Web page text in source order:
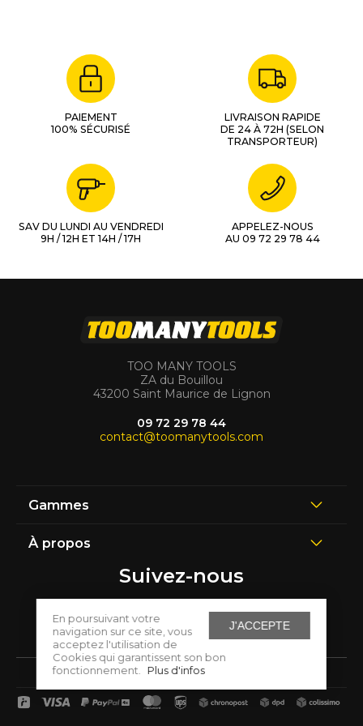
J'ACCEPTE
En poursuivant votre
navigation sur ce site, vous
acceptez l'utilisation de
Cookies qui garantissent son bon
fonctionnement.
Plus d'infos
PAIEMENT
100% SÉCURISÉ
LIVRAISON RAPIDE
DE 24 À 72H (SELON
TRANSPORTEUR)
SAV DU LUNDI AU VENDREDI
9H / 12H ET 14H / 17H
APPELEZ-NOUS
AU 09 72 29 78 44
TOO MANY TOOLS
ZA du Bouillou
43200 Saint Maurice de Lignon
09 72 29 78 44
contact@toomanytools.com
Gammes
À propos
Suivez-nous